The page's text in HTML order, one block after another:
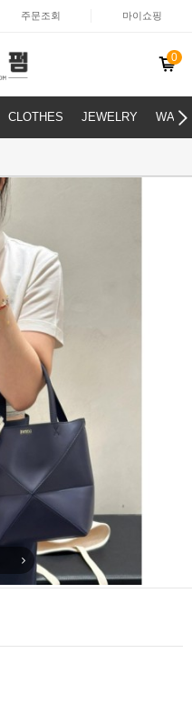
주문조회 마이쇼핑
0
CLOTHES JEWELRY